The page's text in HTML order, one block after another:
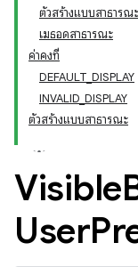
ตัวสร้างแบบสาธารณะ
เมธอดสาธารณะ
ค่าคงที่
DEFAULT_DISPLAY
INVALID_DISPLAY
ตัวสร้างแบบสาธารณะ
Visible
User